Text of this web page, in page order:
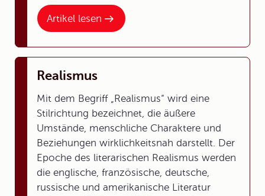
Artikel lesen
Realismus
Mit dem Begriff „Realismus“ wird eine
Stilrichtung bezeichnet, die äußere
Umstände, menschliche Charaktere und
Beziehungen wirklichkeitsnah darstellt. Der
Epoche des literarischen Realismus werden
die englische, französische, deutsche,
russische und amerikanische Literatur